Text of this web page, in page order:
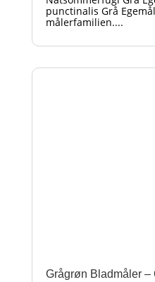
punctinalis Grå
målerfamilien....
Grågrøn Bladmåler –